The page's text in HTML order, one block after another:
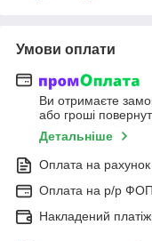
Умови оплати
Ви отримаєте
або гроші
Детальніше
Оплата на рахунок
Оплата на р/р
Накладений